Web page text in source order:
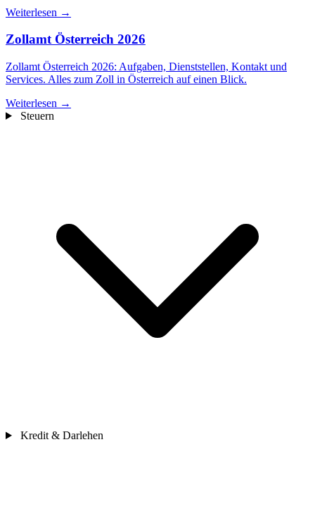
Weiterlesen →
Zollamt Österreich 2026
Zollamt Österreich 2026: Aufgaben, Dienststellen, Kontakt und
Services. Alles zum Zoll in Österreich auf einen Blick.
Weiterlesen →
Steuern
Kredit & Darlehen